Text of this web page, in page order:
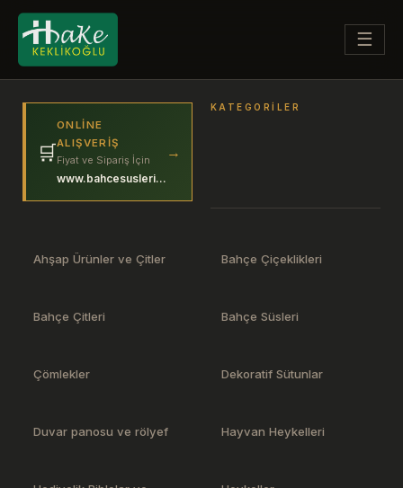
☰
🛒
ONLINE
ALIŞVERIŞ
Fiyat ve Sipariş İçin
www.bahcesuslerim.com
→
KATEGORILER
Ahşap Ürünler ve Çitler Bahçe Çiçeklikleri
Bahçe Çitleri Bahçe Süsleri
Çömlekler Dekoratif Sütunlar
Duvar panosu ve rölyef Hayvan Heykelleri